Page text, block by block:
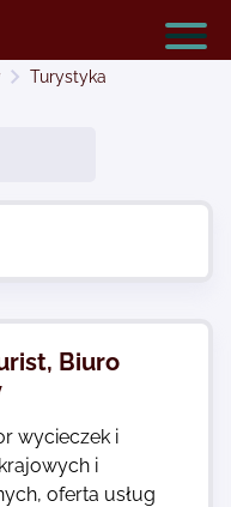
Turystyka
Biuro
wycieczek i
i
oferta usług